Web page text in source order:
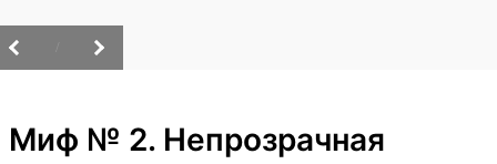
Миф № 2. Непрозрачная